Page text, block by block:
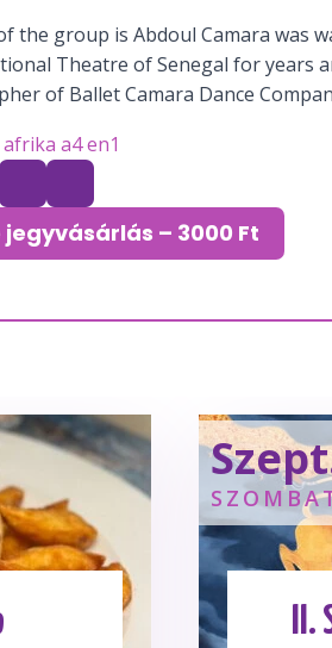
the group is Abdoul Camara was
Theatre of Senegal for years
of Ballet Camara Dance
jegyvásárlás – 3000 Ft